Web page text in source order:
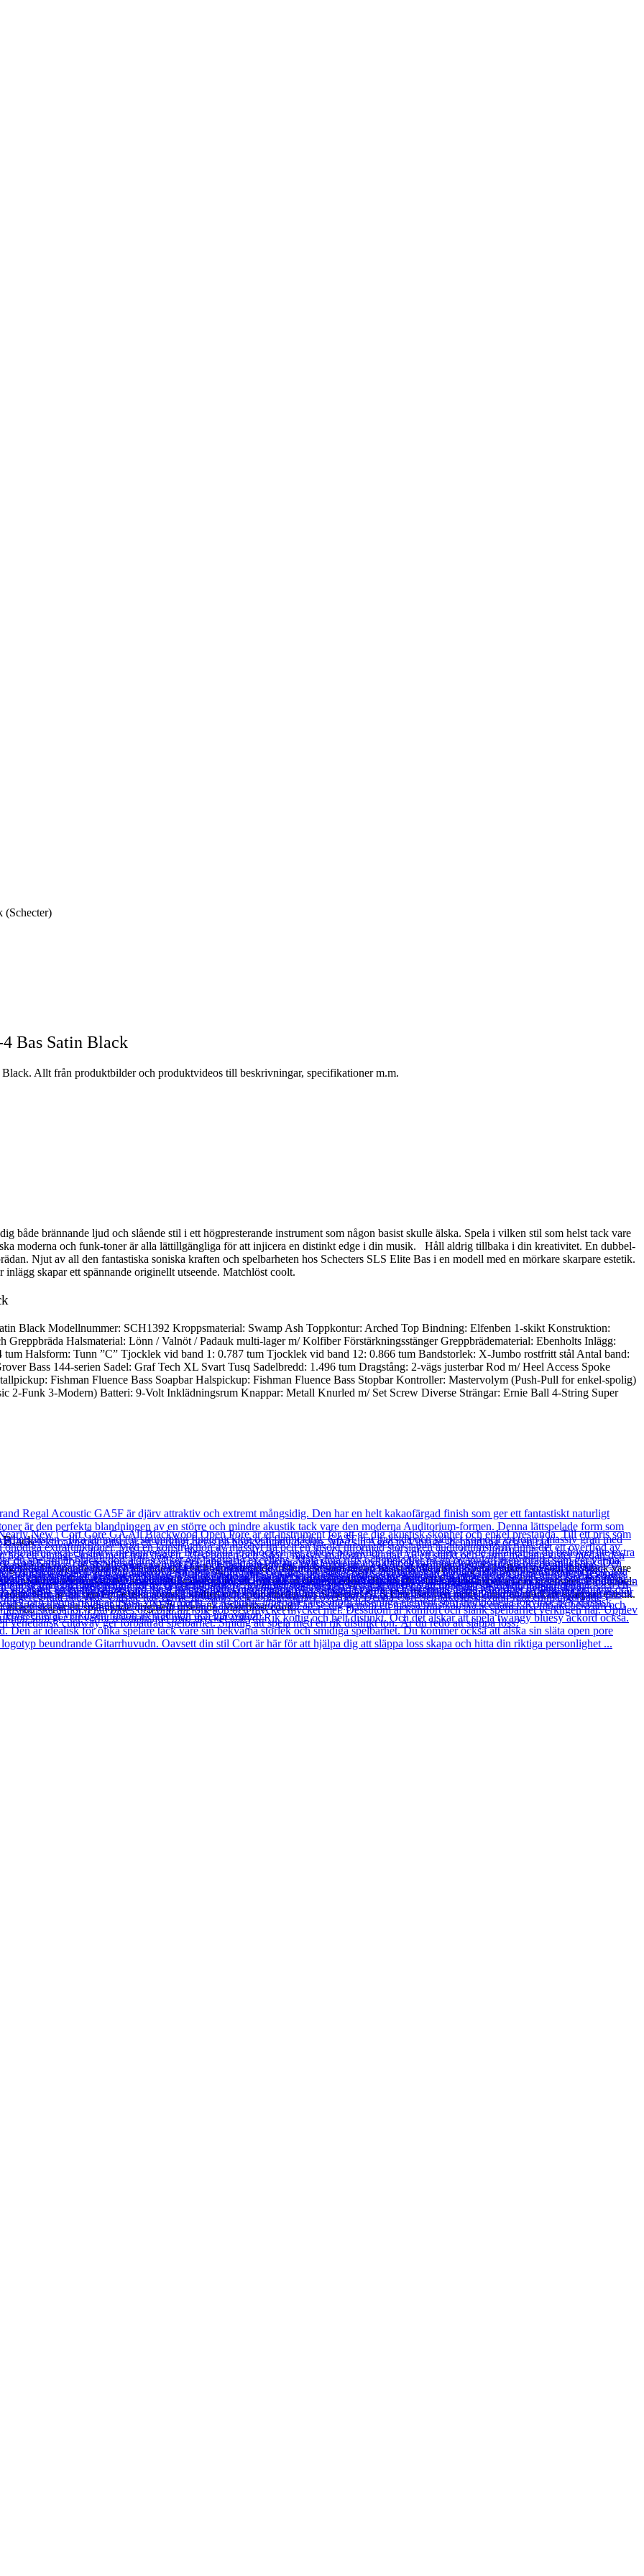
(Schecter)
Bas Satin Black
Allt från produktbilder och produktvideos till beskrivningar, specifikationer m.m.
både brännande ljud och slående stil i ett högpresterande instrument som någon basist skulle älska. Spela i vilken stil som helst tack vare
moderna och funk-toner är alla lättillgängliga för att injicera en distinkt edge i din musik. Håll aldrig tillbaka i din kreativitet. En dubbel-
Njut av all den fantastiska soniska kraften och spelbarheten hos Schecters SLS Elite Bas i en modell med en mörkare skarpare estetik.
skapar ett spännande originellt utseende. Matchlöst coolt.
Black Modellnummer: SCH1392 Kroppsmaterial: Swamp Ash Toppkontur: Arched Top Bindning: Elfenben 1-skikt Konstruktion:
Halsmaterial: Lönn / Valnöt / Padauk multi-lager m/ Kolfiber Förstärkningsstänger Greppbrädematerial: Ebenholts Inlägg:
Halsform: Tunn ”C” Tjocklek vid band 1: 0.787 tum Tjocklek vid band 12: 0.866 tum Bandstorlek: X-Jumbo rostfritt stål Antal band:
Bass 144-serien Sadel: Graf Tech XL Svart Tusq Sadelbredd: 1.496 tum Dragstång: 2-vägs justerbar Rod m/ Heel Access Spoke
Fishman Fluence Bass Soapbar Halspickup: Fishman Fluence Bass Stopbar Kontroller: Mastervolym (Push-Pull for enkel-spolig)
2-Funk 3-Modern) Batteri: 9-Volt Inklädningsrum Knappar: Metall Knurled m/ Set Screw Diverse Strängar: Ernie Ball 4-String Super
Black
både brännande ljud och slående stil i ett högpresterande instrument som någon basist skulle älska. Spela i vilken stil som helst tack vare
moderna och funk-toner är alla lättillgängliga för att injicera en distinkt edge i din musik. Håll aldrig tillbaka i din kreativitet. En dubbel-
Njut av all den fantastiska soniska kraften och spelbarheten hos Schecters SLS Elite Bas i en modell med en mörkare skarpare estetik.
skapar ett spännande originellt utseende. Matchlöst coolt.